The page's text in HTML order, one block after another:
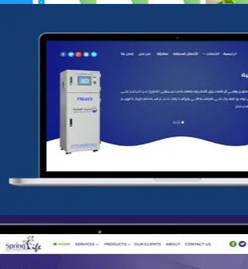
شركة قنوات التحليه
التفاصيل